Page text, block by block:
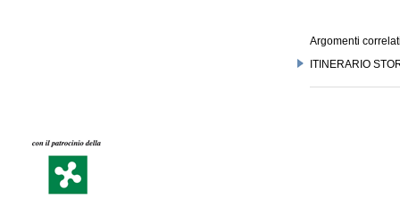
Argomenti
ITINERARIO